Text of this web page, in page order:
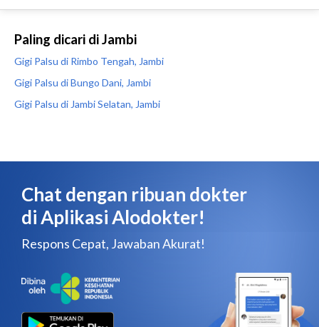
Paling dicari di Jambi
Gigi Palsu di Rimbo Tengah, Jambi
Gigi Palsu di Bungo Dani, Jambi
Gigi Palsu di Jambi Selatan, Jambi